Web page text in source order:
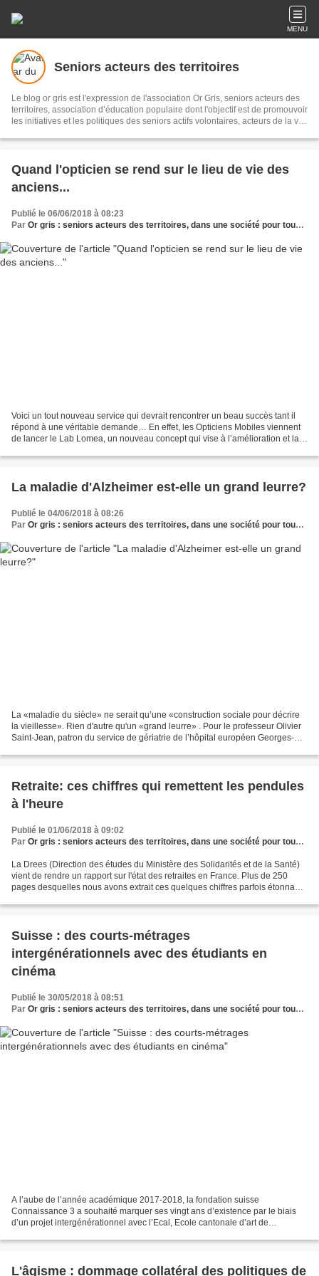
MENU
Seniors acteurs des territoires
Le blog or gris est l'expression de l'association Or Gris, seniors acteurs des
territoires, association d’éducation populaire dont l'objectif est de promouvoir
les initiatives et les politiques des seniors actifs volontaires, acteurs de la vie
territoires. Il s'agit de recueillir et diffuser initiatives et informations sur le
Quand l'opticien se rend sur le lieu de vie des
anciens...
Publié le 06/06/2018 à 08:23
Par Or gris : seniors acteurs des territoires, dans une société pour tous les âges
Voici un tout nouveau service qui devrait rencontrer un beau succès tant il
répond à une véritable demande… En effet, les Opticiens Mobiles viennent
de lancer le Lab Lomea, un nouveau concept qui vise à l’amélioration et la
La maladie d'Alzheimer est-elle un grand leurre?
Publié le 04/06/2018 à 08:26
Par Or gris : seniors acteurs des territoires, dans une société pour tous les âges
La «maladie du siècle» ne serait qu’une «construction sociale pour décrire
la vieillesse». Rien d'autre qu'un «grand leurre» . Pour le professeur Olivier
Saint-Jean, patron du service de gériatrie de l’hôpital européen Georges-
Retraite: ces chiffres qui remettent les pendules
à l'heure
Publié le 01/06/2018 à 09:02
Par Or gris : seniors acteurs des territoires, dans une société pour tous les âges
La Drees (Direction des études du Ministère des Solidarités et de la Santé)
vient de rendre un rapport sur l'état des retraites en France. Plus de 250
pages desquelles nous avons extrait ces quelques chiffres parfois étonnants
Suisse : des courts-métrages
intergénérationnels avec des étudiants en
cinéma
Publié le 30/05/2018 à 08:51
Par Or gris : seniors acteurs des territoires, dans une société pour tous les âges
A l’aube de l’année académique 2017-2018, la fondation suisse
Connaissance 3 a souhaité marquer ses vingt ans d’existence par le biais
d’un projet intergénérationnel avec l’Ecal, Ecole cantonale d’art de
L'âgisme : dommage collatéral des politiques de